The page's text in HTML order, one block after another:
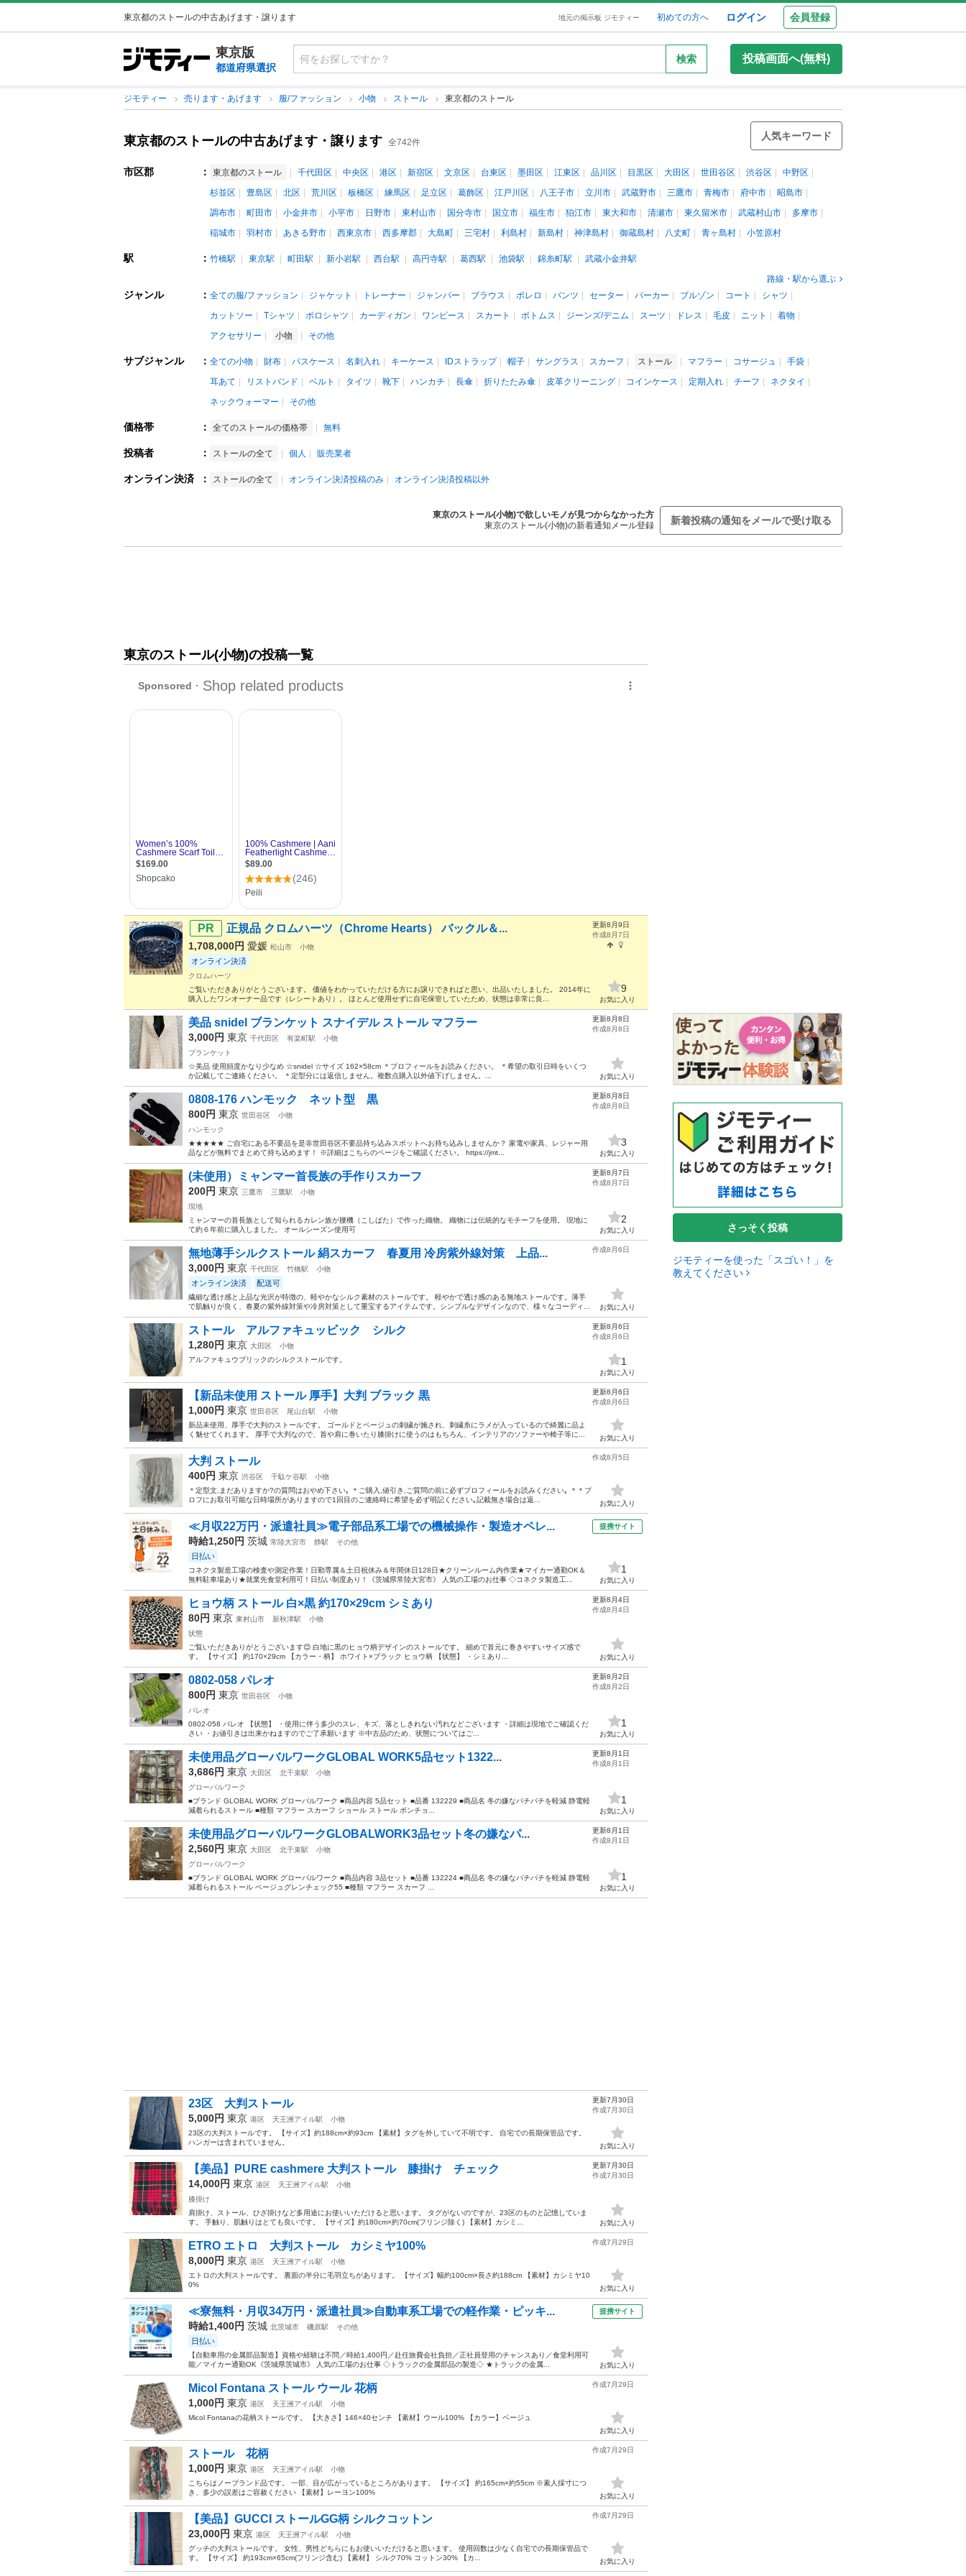
東京都のストールの中古あげます・譲ります 地元の掲示板 ジモティー 初めての方へ ログイン 会員登録
東京版
都道府県選択
検索 投稿画面へ(無料)
ジモティー 売ります・あげます 服/ファッション 小物 ストール 東京都のストール
東京都のストールの中古あげます・譲ります 全742件
人気キーワード
市区郡 ： 東京都のストール 千代田区 中央区 港区 新宿区 文京区 台東区 墨田区 江東区 品川区 目黒区 大田区 世田谷区 渋谷区
中野区
杉並区
豊島区 北区 荒川区 板橋区 練馬区 足立区 葛飾区 江戸川区 八王子市 立川市 武蔵野市 三鷹市 青梅市 府中市
昭島市
調布市
町田市 小金井市 小平市 日野市 東村山市 国分寺市 国立市 福生市 狛江市 東大和市 清瀬市 東久留米市 武蔵村山市
多摩市
稲城市
羽村市 あきる野市 西東京市 西多摩郡 大島町 三宅村 利島村 新島村 神津島村 御蔵島村 八丈町 青ヶ島村 小笠原村
駅 ： 竹橋駅 東京駅 町田駅 新小岩駅 西台駅 高円寺駅 葛西駅 池袋駅 錦糸町駅
武蔵小金井駅
路線・駅から選ぶ
ジャンル ： 全ての服/ファッション ジャケット トレーナー ジャンパー ブラウス ボレロ パンツ セーター パーカー ブルゾン コート
シャツ
カットソー
Tシャツ ポロシャツ カーディガン ワンピース スカート ボトムス ジーンズ/デニム スーツ ドレス 毛皮 ニット
着物
アクセサリー
小物 その他
サブジャンル ： 全ての小物 財布 パスケース 名刺入れ キーケース IDストラップ 帽子 サングラス スカーフ ストール マフラー コサージュ
手袋
耳あて
リストバンド ベルト タイツ 靴下 ハンカチ 長傘 折りたたみ傘 皮革クリーニング コインケース 定期入れ チーフ
ネクタイ
ネックウォーマー
その他
価格帯 ： 全てのストールの価格帯 無料
投稿者 ： ストールの全て 個人 販売業者
オンライン決済 ： ストールの全て オンライン決済投稿のみ オンライン決済投稿以外
東京のストール(小物)で欲しいモノが見つからなかった方
東京のストール(小物)の新着通知メール登録
新着投稿の通知をメールで受け取る
東京のストール(小物)の投稿一覧
正規品 クロムハーツ（Chrome Hearts） バックル＆...
1,708,000円 愛媛 松山市 小物
オンライン決済
クロムハーツ
ご覧いただきありがとうございます。 価値をわかっていただける方にお譲りできればと思い、出品いたしました。 2014年に
購入したワンオーナー品です（レシートあり）。 ほとんど使用せずに自宅保管していたため、状態は非常に良...
更新8月9日
作成8月7日
9
お気に入り
美品 snidel ブランケット スナイデル ストール マフラー
3,000円 東京 千代田区 有楽町駅
小物
ブランケット
☆美品 使用頻度かなり少なめ ☆snidel ☆サイズ 162×58cm ＊プロフィールをお読みください。 ＊希望の取引日時をいくつ
か記載してご連絡ください。 ＊定型分には返信しません。複数点購入以外値下げしません。...
更新8月8日
作成8月8日
お気に入り
0808-176 ハンモック ネット型 黒
800円 東京 世田谷区
小物
ハンモック
★★★★★ ご自宅にある不要品を是非世田谷区不要品持ち込みスポットへお持ち込みしませんか？ 家電や家具、レジャー用
品などが無料でまとめて持ち込めます！ ※詳細はこちらのページをご確認ください。 https://jmt...
更新8月8日
作成8月8日
3
お気に入り
(未使用）ミャンマー首長族の手作りスカーフ
200円 東京 三鷹市 三鷹駅
小物
現地
ミャンマーの首長族として知られるカレン族が腰機（こしばた）で作った織物。 織物には伝統的なモチーフを使用。 現地に
て約６年前に購入しました。 オールシーズン使用可
更新8月7日
作成8月7日
2
お気に入り
無地薄手シルクストール 絹スカーフ 春夏用 冷房紫外線対策 上品...
3,000円 東京 千代田区 竹橋駅 小物
オンライン決済 配送可
繊細な透け感と上品な光沢が特徴の、軽やかなシルク素材のストールです。 軽やかで透け感のある無地ストールです。薄手
で肌触りが良く、春夏の紫外線対策や冷房対策として重宝するアイテムです。シンプルなデザインなので、様々なコーディ...
作成8月6日
お気に入り
ストール アルファキュッビック シルク
1,280円 東京 大田区
小物
アルファキュウブリックのシルクストールです。
更新8月6日
作成8月6日
1
お気に入り
【新品未使用 ストール 厚手】大判 ブラック 黒
1,000円 東京 世田谷区 尾山台駅
小物
新品未使用、厚手で大判のストールです。 ゴールドとベージュの刺繍が施され、刺繍糸にラメが入っているので綺麗に品よ
く魅せてくれます。 厚手で大判なので、首や肩に巻いたり膝掛けに使うのはもちろん、インテリアのソファーや椅子等に...
更新8月6日
作成8月6日
お気に入り
大判 ストール
400円 東京 渋谷区 千駄ケ谷駅
小物
＊定型文,まだありますか?の質問はおやめ下さい｡ ＊ご購入,値引き,ご質問の前に必ずプロフィールをお読みください｡ ＊＊プ
ロフにお取引可能な日時場所がありますので1回目のご連絡時に希望を必ず明記ください｡記載無き場合は返...
作成8月5日
お気に入り
≪月収22万円・派遣社員≫電子部品系工場での機械操作・製造オペレ...
時給1,250円 茨城 常陸大宮市 静駅 その他
日払い
コネクタ製造工場の検査や測定作業！日勤専属＆土日祝休み＆年間休日128日★クリーンルーム内作業★マイカー通勤OK＆
無料駐車場あり★就業先食堂利用可！日払い制度あり！《茨城県常陸大宮市》 人気の工場のお仕事 ◇コネクタ製造工...
提携サイト
1
お気に入り
ヒョウ柄 ストール 白×黒 約170×29cm シミあり
80円 東京 東村山市 新秋津駅
小物
状態
ご覧いただきありがとうございます😊 白地に黒のヒョウ柄デザインのストールです。 細めで首元に巻きやすいサイズ感で
す。 【サイズ】 約170×29cm 【カラー・柄】 ホワイト×ブラック ヒョウ柄 【状態】 ・シミあり...
更新8月4日
作成8月4日
お気に入り
0802-058 パレオ
800円 東京 世田谷区
小物
パレオ
0802-058 パレオ 【状態】 ・使用に伴う多少のスレ、キズ、落としきれない汚れなどございます ・詳細は現地でご確認くだ
さい ・お値引きは出来かねますのでご了承願います ※中古品のため、状態についてはご...
更新8月2日
作成8月2日
1
お気に入り
未使用品グローバルワークGLOBAL WORK5品セット1322...
3,686円 東京 大田区 北千束駅
小物
グローバルワーク
■ブランド GLOBAL WORK グローバルワーク ■商品内容 5品セット ■品番 132229 ■商品名 冬の嫌なパチパチを軽減 静電軽
減着られるストール ■種類 マフラー スカーフ ショール ストール ポンチョ...
更新8月1日
作成8月1日
1
お気に入り
未使用品グローバルワークGLOBALWORK3品セット冬の嫌なパ...
2,560円 東京 大田区 北千束駅
小物
グローバルワーク
■ブランド GLOBAL WORK グローバルワーク ■商品内容 3品セット ■品番 132224 ■商品名 冬の嫌なパチパチを軽減 静電軽
減着られるストール ベージュグレンチェック55 ■種類 マフラー スカーフ ...
更新8月1日
作成8月1日
1
お気に入り
23区 大判ストール
5,000円 東京 港区 天王洲アイル駅
小物
23区の大判ストールです。 【サイズ】約188cm×約93cm 【素材】タグを外していて不明です。 自宅での長期保管品です。
ハンガーは含まれていません。
更新7月30日
作成7月30日
お気に入り
【美品】PURE cashmere 大判ストール 膝掛け チェック
14,000円 東京 港区 天王洲アイル駅
小物
膝掛け
肩掛け、ストール、ひざ掛けなど多用途にお使いいただけると思います。 タグがないのですが、23区のものと記憶していま
す。 手触り、肌触りはとても良いです。 【サイズ】約180cm×約70cm(フリンジ除く) 【素材】カシミ...
更新7月30日
作成7月30日
お気に入り
ETRO エトロ 大判ストール カシミヤ100%
8,000円 東京 港区 天王洲アイル駅
小物
エトロの大判ストールです。 裏面の半分に毛羽立ちがあります。 【サイズ】幅約100cm×長さ約188cm 【素材】カシミヤ10
0%
作成7月29日
お気に入り
≪寮無料・月収34万円・派遣社員≫自動車系工場での軽作業・ピッキ...
時給1,400円 茨城 北茨城市 磯原駅 その他
日払い
【自動車用の金属部品製造】資格や経験は不問／時給1,400円／赴任旅費会社負担／正社員登用のチャンスあり／食堂利用可
能／マイカー通勤OK《茨城県茨城市》 人気の工場のお仕事 ◇トラックの金属部品の製造◇ ★トラックの金属...
提携サイト
お気に入り
Micol Fontana ストール ウール 花柄
1,000円 東京 港区 天王洲アイル駅
小物
Micol Fontanaの花柄ストールです。 【大きさ】146×40センチ 【素材】ウール100% 【カラー】ベージュ
作成7月29日
お気に入り
ストール 花柄
1,000円 東京 港区 天王洲アイル駅
小物
こちらはノーブランド品です。 一部、目が広がっているところがあります。 【サイズ】 約165cm×約55cm ※素人採寸につ
き、多少の誤差はご容赦ください 【素材】レーヨン100%
作成7月29日
お気に入り
【美品】GUCCI ストールGG柄 シルクコットン
23,000円 東京 港区 天王洲アイル駅
小物
グッチの大判ストールです。 女性、男性どちらにもお使いいただけると思います。 使用回数は少なく自宅での長期保管品で
す。 【サイズ】 約193cm×65cm(フリンジ含む) 【素材】 シルク70% コットン30% 【カ...
作成7月29日
お気に入り
さっそく投稿
ジモティーを使った「スゴい！」を
教えてください